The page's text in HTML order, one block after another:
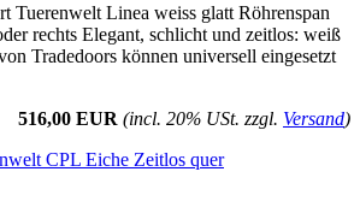
Tuerenwelt Linea weiss glatt Röhrenspan
rechts Elegant, schlicht und zeitlos: weiß
Tradedoors können universell eingesetzt
516,00 EUR (incl. 20% USt. zzgl. Versand)
CPL Eiche Zeitlos quer